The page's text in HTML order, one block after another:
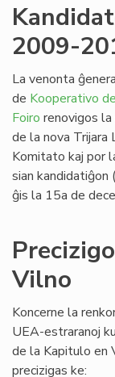
2009-
La venonta
de Kooperativo
Foiro renovigos la
de la nova Trijara
Komitato kaj por
sian
ĝis la 15a de
Vilno
Koncerne la
UEA-estraranoj
de la Kapitulo en
precizigas ke: